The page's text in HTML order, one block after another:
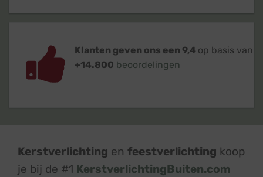
Klanten geven ons een 9,4 op basis van
+14.800 beoordelingen
Kerstverlichting en feestverlichting koop
je bij de #1 KerstverlichtingBuiten.com